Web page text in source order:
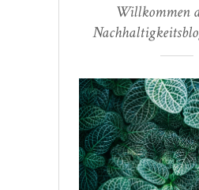
Willkommen